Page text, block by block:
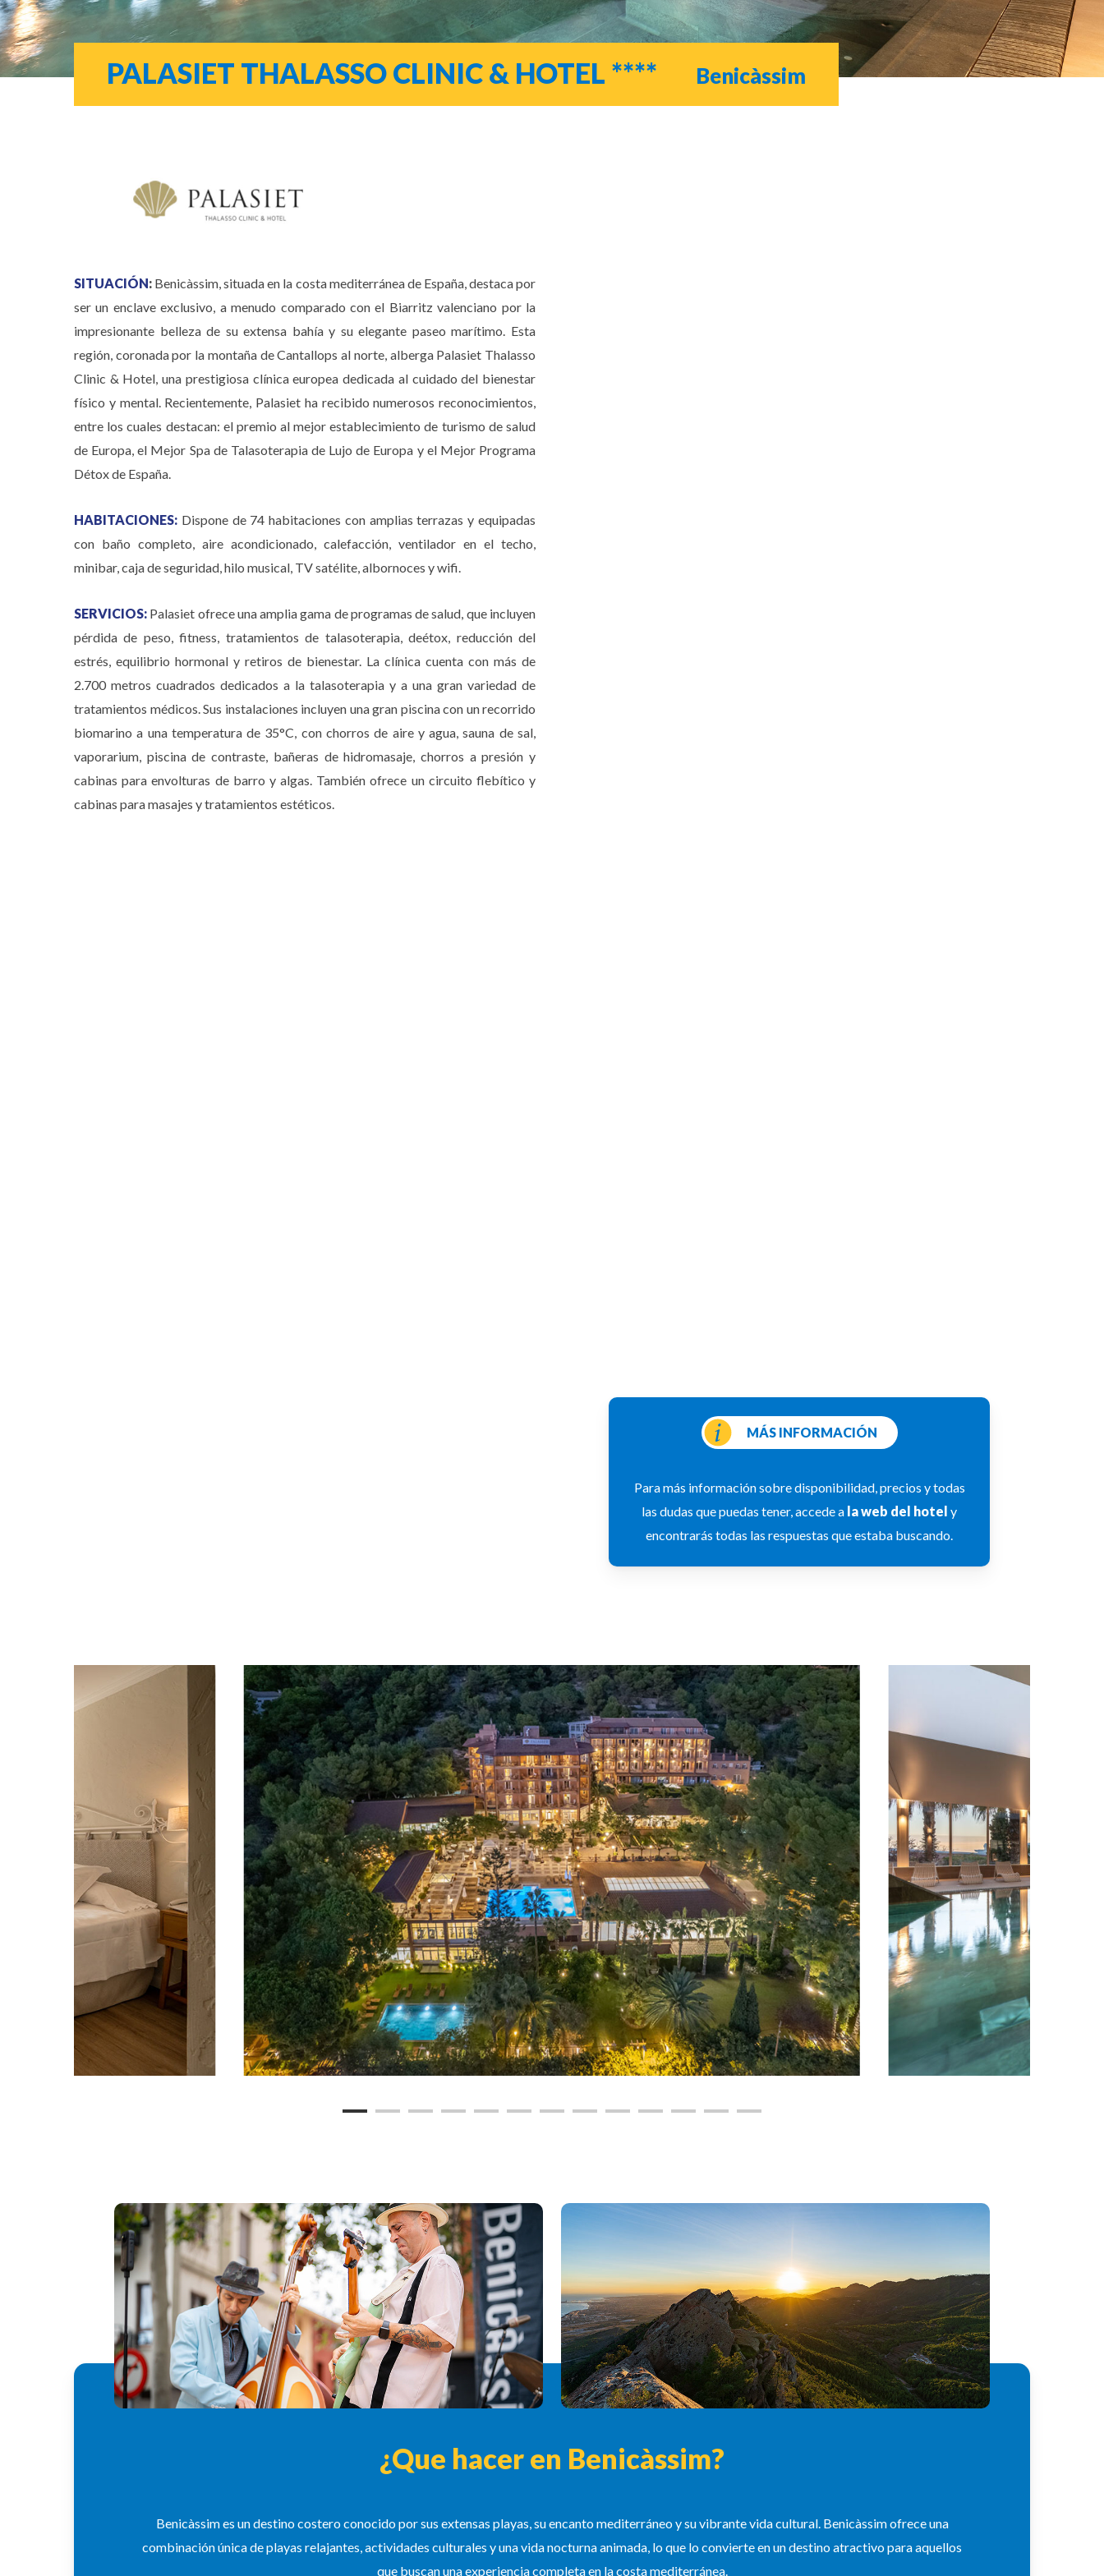
PALASIET THALASSO CLINIC & HOTEL **** Benicàssim
SITUACIÓN: Benicàssim, situada en la costa mediterránea de España, destaca por
ser un enclave exclusivo, a menudo comparado con el Biarritz valenciano por la
impresionante belleza de su extensa bahía y su elegante paseo marítimo. Esta
región, coronada por la montaña de Cantallops al norte, alberga Palasiet Thalasso
Clinic & Hotel, una prestigiosa clínica europea dedicada al cuidado del bienestar
físico y mental. Recientemente, Palasiet ha recibido numerosos reconocimientos,
entre los cuales destacan: el premio al mejor establecimiento de turismo de salud
de Europa, el Mejor Spa de Talasoterapia de Lujo de Europa y el Mejor Programa
Détox de España.
HABITACIONES: Dispone de 74 habitaciones con amplias terrazas y equipadas
con baño completo, aire acondicionado, calefacción, ventilador en el techo,
minibar, caja de seguridad, hilo musical, TV satélite, albornoces y wifi.
SERVICIOS: Palasiet ofrece una amplia gama de programas de salud, que incluyen
pérdida de peso, fitness, tratamientos de talasoterapia, deétox, reducción del
estrés, equilibrio hormonal y retiros de bienestar. La clínica cuenta con más de
2.700 metros cuadrados dedicados a la talasoterapia y a una gran variedad de
tratamientos médicos. Sus instalaciones incluyen una gran piscina con un recorrido
biomarino a una temperatura de 35°C, con chorros de aire y agua, sauna de sal,
vaporarium, piscina de contraste, bañeras de hidromasaje, chorros a presión y
cabinas para envolturas de barro y algas. También ofrece un circuito flebítico y
cabinas para masajes y tratamientos estéticos.
MÁS INFORMACIÓN
Para más información sobre disponibilidad, precios y todas
las dudas que puedas tener, accede a la web del hotel y
encontrarás todas las respuestas que estaba buscando.
¿Que hacer en Benicàssim?
Benicàssim es un destino costero conocido por sus extensas playas, su encanto mediterráneo y su vibrante vida cultural. Benicàssim ofrece una
combinación única de playas relajantes, actividades culturales y una vida nocturna animada, lo que lo convierte en un destino atractivo para aquellos
que buscan una experiencia completa en la costa mediterránea.